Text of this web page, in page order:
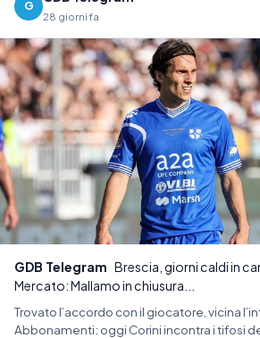
G
28 giorni fa
GDB Telegram Brescia, giorni caldi in
Mercato: Mallamo in chiusura...
Trovato l’accordo con il giocatore, vicina
Abbonamenti: oggi Corini incontra i tifosi